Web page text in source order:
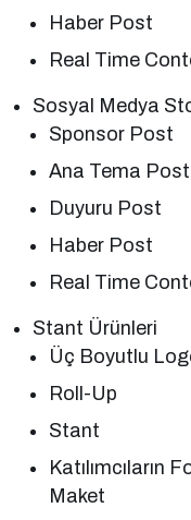
Haber Post
Real Time
Sosyal Medya
Sponsor Post
Ana Tema Post
Duyuru Post
Haber Post
Real Time
Stant Ürünleri
Üç Boyutlu
Roll-Up
Stant
Katılımcıların
Maket